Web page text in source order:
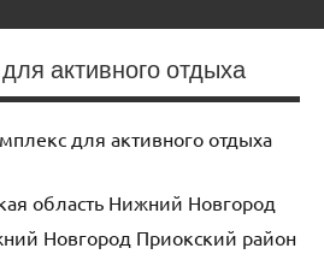
активного отдыха
для активного отдыха
область Нижний Новгород
Новгород Приокский район